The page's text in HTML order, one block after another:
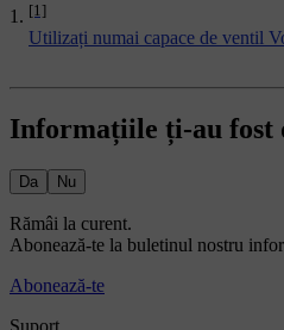
[1]
Utilizați numai capace de ventil
Informațiile ți-au fost
Da Nu